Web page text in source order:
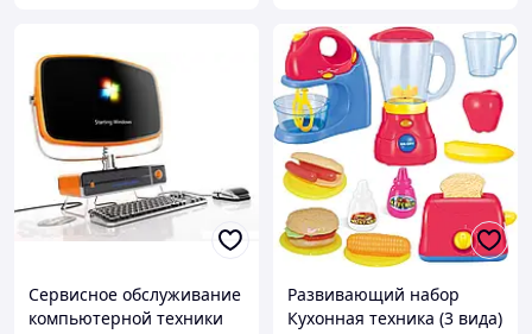
Сервисное обслуживание
компьютерной техники
Развивающий набор
Кухонная техника (3 вида)